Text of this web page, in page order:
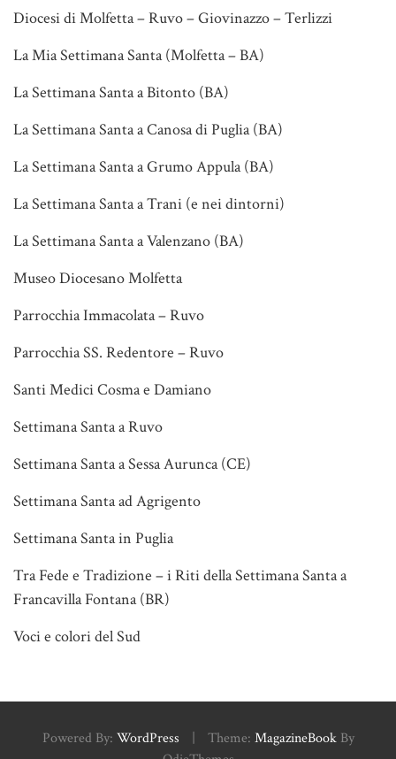
Diocesi di Molfetta – Ruvo – Giovinazzo – Terlizzi
La Mia Settimana Santa (Molfetta – BA)
La Settimana Santa a Bitonto (BA)
La Settimana Santa a Canosa di Puglia (BA)
La Settimana Santa a Grumo Appula (BA)
La Settimana Santa a Trani (e nei dintorni)
La Settimana Santa a Valenzano (BA)
Museo Diocesano Molfetta
Parrocchia Immacolata – Ruvo
Parrocchia SS. Redentore – Ruvo
Santi Medici Cosma e Damiano
Settimana Santa a Ruvo
Settimana Santa a Sessa Aurunca (CE)
Settimana Santa ad Agrigento
Settimana Santa in Puglia
Tra Fede e Tradizione – i Riti della Settimana Santa a
Francavilla Fontana (BR)
Voci e colori del Sud
Powered By: WordPress Theme: MagazineBookBy